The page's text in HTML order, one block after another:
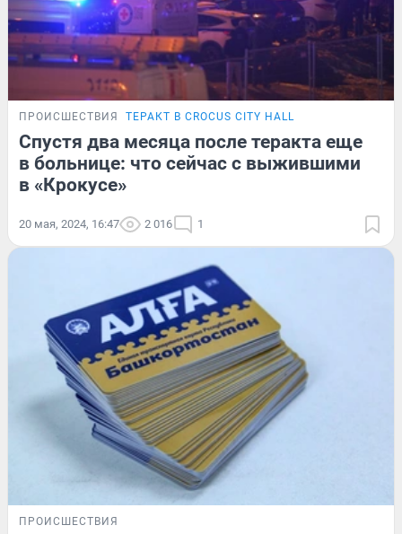
ПРОИСШЕСТВИЯ ТЕРАКТ В CROCUS CITY HALL
Спустя два месяца после теракта еще
в больнице: что сейчас с выжившими
в «Крокусе»
20 мая, 2024, 16:47 2 016 1
ПРОИСШЕСТВИЯ